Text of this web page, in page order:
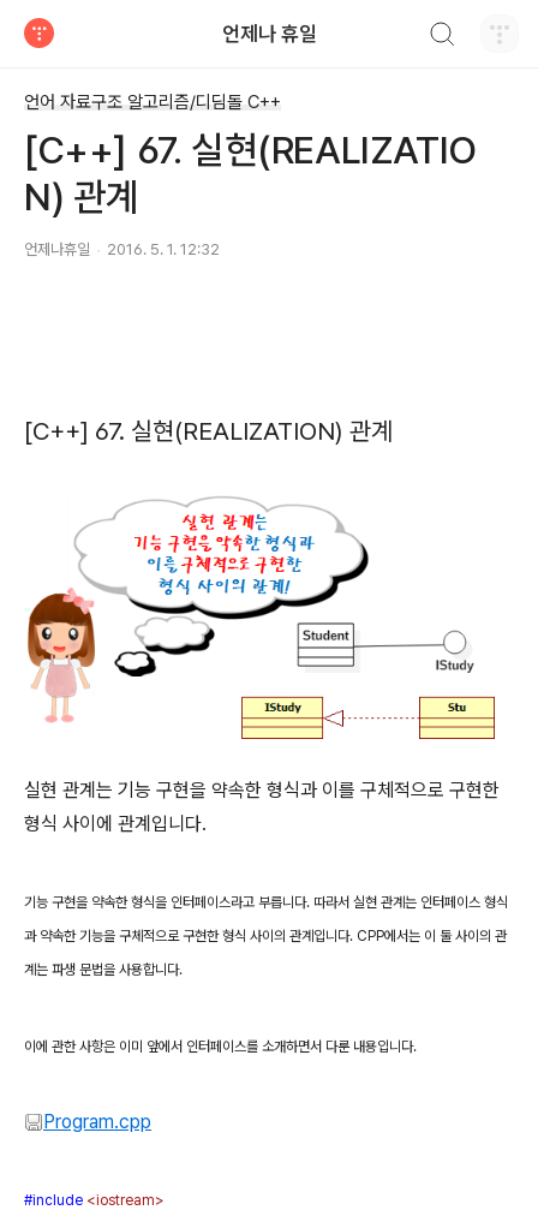
언제나 휴일
언어 자료구조 알고리즘/디딤돌 C++
[C++] 67. 실현(REALIZATIO
N) 관계
언제나휴일 2016. 5. 1. 12:32
[C++] 67. 실현(REALIZATION) 관계
실현 관계는 기능 구현을 약속한 형식과 이를 구체적으로 구현한
형식 사이에 관계입니다.
기능 구현을 약속한 형식을 인터페이스라고 부릅니다. 따라서 실현 관계는 인터페이스 형식
과 약속한 기능을 구체적으로 구현한 형식 사이의 관계입니다. CPP에서는 이 둘 사이의 관
계는 파생 문법을 사용합니다.
이에 관한 사항은 이미 앞에서 인터페이스를 소개하면서 다룬 내용입니다.
Program.cpp
#include <iostream>